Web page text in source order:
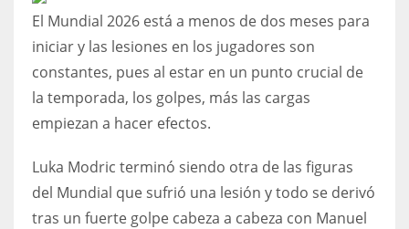
24
IND
34
El Mundial 2026 está a menos de dos meses para
iniciar y las lesiones en los jugadores son
constantes, pues al estar en un punto crucial de
la temporada, los golpes, más las cargas
empiezan a hacer efectos.
Luka Modric terminó siendo otra de las figuras
del Mundial que sufrió una lesión y todo se derivó
tras un fuerte golpe cabeza a cabeza con Manuel